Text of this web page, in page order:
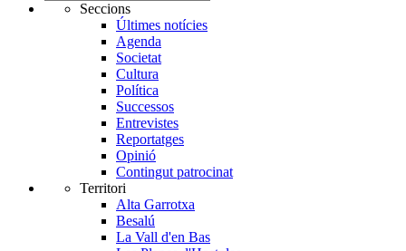
Seccions
Últimes notícies
Agenda
Societat
Cultura
Política
Successos
Entrevistes
Reportatges
Opinió
Contingut patrocinat
Territori
Alta Garrotxa
Besalú
La Vall d'en Bas